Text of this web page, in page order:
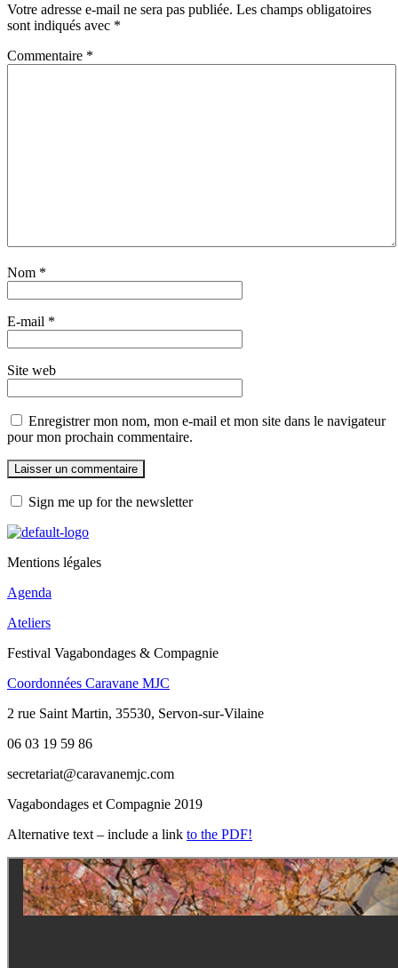
Votre adresse e-mail ne sera pas publiée. Les champs obligatoires
sont indiqués avec *
Commentaire *
Nom *
E-mail *
Site web
Enregistrer mon nom, mon e-mail et mon site dans le navigateur
pour mon prochain commentaire.
Sign me up for the newsletter
Mentions légales
Agenda
Ateliers
Festival Vagabondages & Compagnie
Coordonnées Caravane MJC
2 rue Saint Martin, 35530, Servon-sur-Vilaine
06 03 19 59 86
secretariat@caravanemjc.com
Vagabondages et Compagnie 2019
Alternative text – include a link to the PDF!